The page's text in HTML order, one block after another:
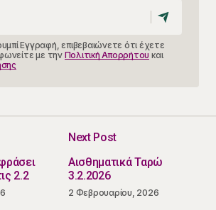
Εγγραφή, επιβεβαιώνετε ότι έχετε
με την Πολιτική Απορρήτου και
2.2
Next Post
Αισθηματικά Ταρώ
3.2.2026
2 Φεβρουαρίου, 2026